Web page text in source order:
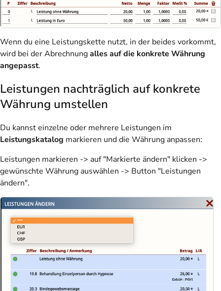
Wenn du eine Leistungskette nutzt, in der beides vorkommt,
wird bei der Abrechnungalles auf die konkrete Währung
angepasst.
Leistungen nachträglich auf konkrete
Währung umstellen
Du kannst einzelne oder mehrere Leistungen im
Leistungskatalog markieren und die Währung anpassen:
Leistungen markieren -> auf "Markierte ändern" klicken ->
gewünschte Währung auswählen -> Button "Leistungen
ändern".